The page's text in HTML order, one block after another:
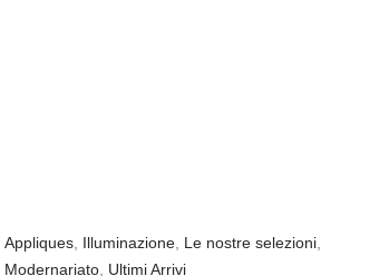
Appliques Illuminazione Le nostre selezioni
Modernariato Ultimi Arrivi